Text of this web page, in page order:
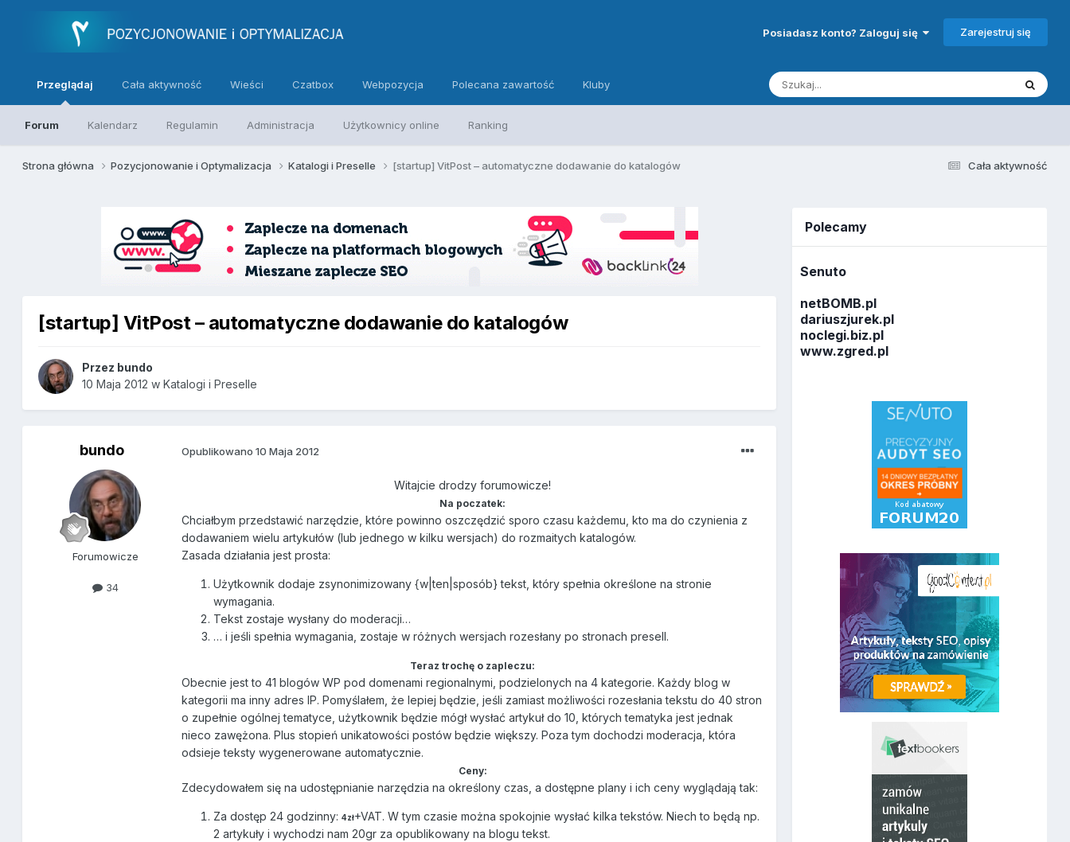
Posiadasz konto? Zaloguj się Zarejestruj się
Przeglądaj
Forum Kalendarz Regulamin Administracja Użytkownicy online Ranking
Cała aktywność Wieści Czatbox Webpozycja Polecana zawartość Kluby
Cała aktywność
Strona główna Pozycjonowanie i Optymalizacja Katalogi i Preselle [startup] VitPost – automatyczne dodawanie do katalogów
[startup] VitPost – automatyczne dodawanie do katalogów
Przez bundo
10 Maja 2012 wKatalogi i Preselle
bundo
Forumowicze
34
Opublikowano10 Maja 2012
Witajcie drodzy forumowicze!
Na poczatek:
Chciałbym przedstawić narzędzie, które powinno oszczędzić sporo czasu każdemu, kto ma do czynienia z
dodawaniem wielu artykułów (lub jednego w kilku wersjach) do rozmaitych katalogów.
Zasada działania jest prosta:
Użytkownik dodaje zsynonimizowany {w|ten|sposób} tekst, który spełnia określone na stronie
wymagania.
Tekst zostaje wysłany do moderacji…
… i jeśli spełnia wymagania, zostaje w różnych wersjach rozesłany po stronach presell.
Teraz trochę o zapleczu:
Obecnie jest to 41 blogów WP pod domenami regionalnymi, podzielonych na 4 kategorie. Każdy blog w
kategorii ma inny adres IP. Pomyślałem, że lepiej będzie, jeśli zamiast możliwości rozesłania tekstu do 40 stron
o zupełnie ogólnej tematyce, użytkownik będzie mógł wysłać artykuł do 10, których tematyka jest jednak
nieco zawężona. Plus stopień unikatowości postów będzie większy. Poza tym dochodzi moderacja, która
odsieje teksty wygenerowane automatycznie.
Ceny:
Zdecydowałem się na udostępnianie narzędzia na określony czas, a dostępne plany i ich ceny wyglądają tak:
Za dostęp 24 godzinny:4zł+VAT. W tym czasie można spokojnie wysłać kilka tekstów. Niech to będą np.
2 artykuły i wychodzi nam 20gr za opublikowany na blogu tekst.
Polecamy
Senuto
netBOMB.pl
dariuszjurek.pl
noclegi.biz.pl
www.zgred.pl